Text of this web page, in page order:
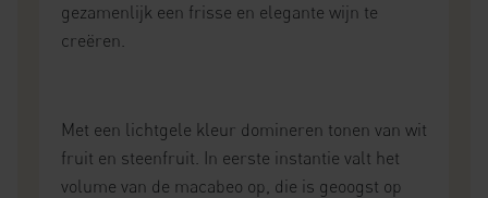
gezamenlijk een frisse en elegante wijn te
creëren.
Met een lichtgele kleur domineren tonen van wit
fruit en steenfruit. In eerste instantie valt het
volume van de macabeo op, die is geoogst op